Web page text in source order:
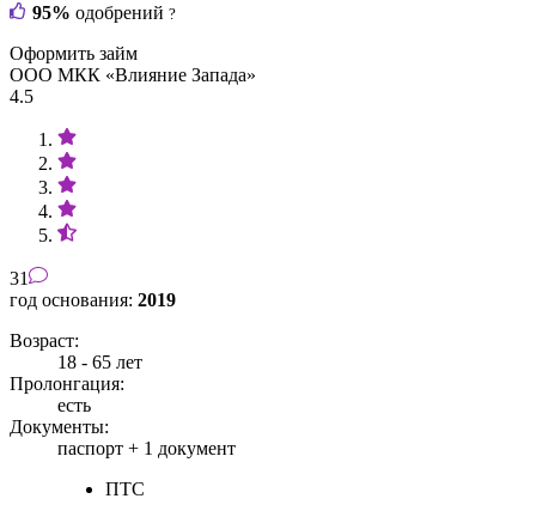
95% одобрений ?
Оформить займ
ООО МКК «Влияние Запада»
4.5
31
год основания: 2019
Возраст:
18 - 65 лет
Пролонгация:
есть
Документы:
паспорт + 1 документ
ПТС